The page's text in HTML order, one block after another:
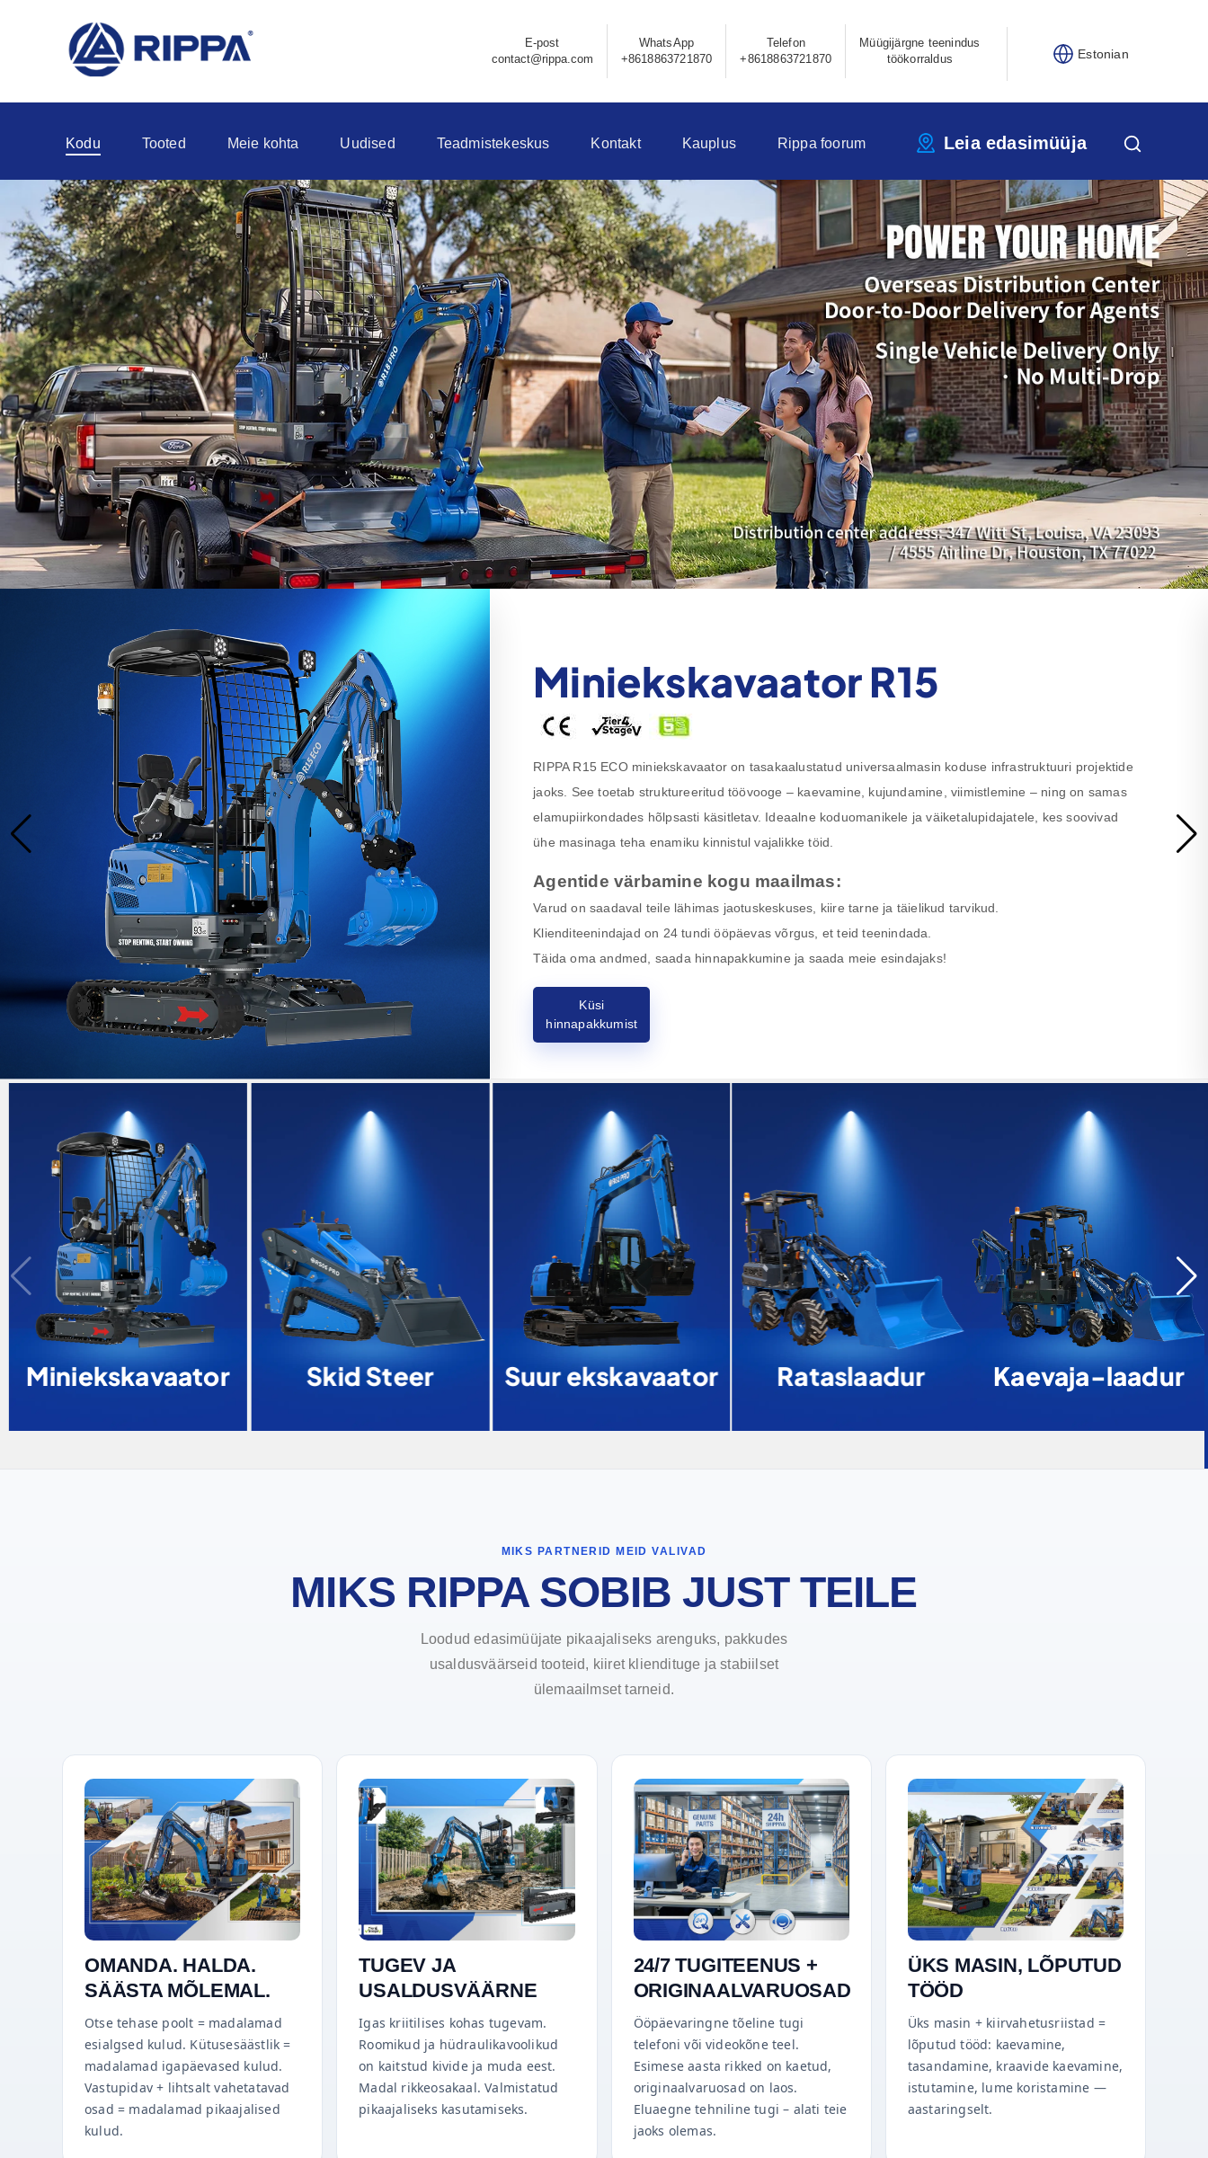
E-post
contact@rippa.com
WhatsApp
+8618863721870
Telefon
+8618863721870
Müügijärgne teenindus
töökorraldus
Estonian
Kodu Tooted Meie kohta Uudised Teadmistekeskus Kontakt Kauplus Rippa foorum Leia edasimüüja
Miniekskavaator R15
RIPPA R15 ECO miniekskavaator on tasakaalustatud universaalmasin koduse infrastruktuuri projektide
jaoks. See toetab struktureeritud töövooge – kaevamine, kujundamine, viimistlemine – ning on samas
elamupiirkondades hõlpsasti käsitletav. Ideaalne koduomanikele ja väiketalupidajatele, kes soovivad
ühe masinaga teha enamiku kinnistul vajalikke töid.
Agentide värbamine kogu maailmas:
Varud on saadaval teile lähimas jaotuskeskuses, kiire tarne ja täielikud tarvikud.
Klienditeenindajad on 24 tundi ööpäevas võrgus, et teid teenindada.
Täida oma andmed, saada hinnapakkumine ja saada meie esindajaks!
Küsi
hinnapakkumist
Miniekskavaator Skid Steer Suur ekskavaator Rataslaadur Kaevaja-laadur
MIKS PARTNERID MEID VALIVAD
MIKS RIPPA SOBIB JUST TEILE
Loodud edasimüüjate pikaajaliseks arenguks, pakkudes
usaldusväärseid tooteid, kiiret kliendituge ja stabiilset
ülemaailmset tarneid.
OMANDA. HALDA.
SÄÄSTA MÕLEMAL.
Otse tehase poolt = madalamad
esialgsed kulud. Kütusesäästlik =
madalamad igapäevased kulud.
Vastupidav + lihtsalt vahetatavad
osad = madalamad pikaajalised
kulud.
TUGEV JA
USALDUSVÄÄRNE
Igas kriitilises kohas tugevam.
Roomikud ja hüdraulikavoolikud
on kaitstud kivide ja muda eest.
Madal rikkeosakaal. Valmistatud
pikaajaliseks kasutamiseks.
24/7 TUGITEENUS +
ORIGINAALVARUOSAD
Ööpäevaringne tõeline tugi
telefoni või videokõne teel.
Esimese aasta rikked on kaetud,
originaalvaruosad on laos.
Eluaegne tehniline tugi – alati teie
jaoks olemas.
ÜKS MASIN, LÕPUTUD
TÖÖD
Üks masin + kiirvahetusriistad =
lõputud tööd: kaevamine,
tasandamine, kraavide kaevamine,
istutamine, lume koristamine —
aastaringselt.